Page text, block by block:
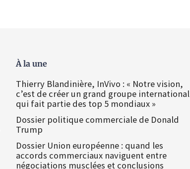
À la une
Thierry Blandinière, InVivo : « Notre vision,
c’est de créer un grand groupe international
qui fait partie des top 5 mondiaux »
Dossier politique commerciale de Donald
Trump
Dossier Union européenne : quand les
accords commerciaux naviguent entre
négociations musclées et conclusions